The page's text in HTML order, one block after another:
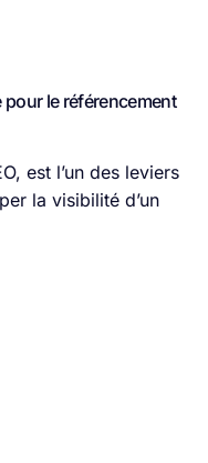
le référencement
est l’un des leviers
la visibilité d’un